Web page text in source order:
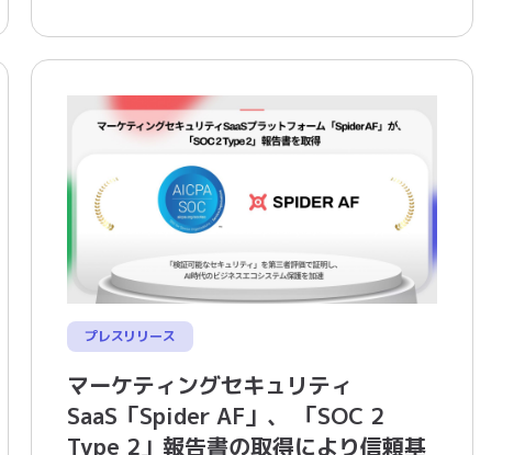
プレスリリース
マーケティングセキュリティ
SaaS「Spider AF」、 「SOC 2
Type 2」報告書の取得により信頼基